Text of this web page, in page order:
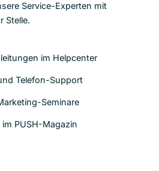
Service-Experten mit
Stelle.
im Helpcenter
Telefon-Support
Seminare
PUSH-Magazin